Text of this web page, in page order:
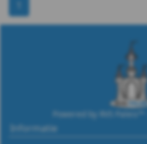
-
DIN
Powered by RVS Paleis™ -
Informatie